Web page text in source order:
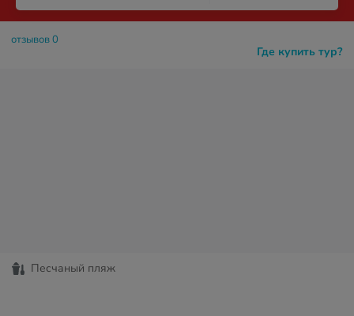
Где купить тур?
отзывов 0
Песчаный пляж